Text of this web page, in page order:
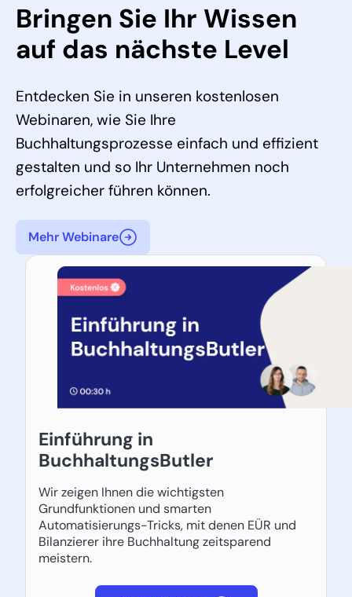
Bringen Sie Ihr Wissen
auf das nächste Level
Entdecken Sie in unseren kostenlosen
Webinaren, wie Sie Ihre
Buchhaltungsprozesse einfach und effizient
gestalten und so Ihr Unternehmen noch
erfolgreicher führen können.
Mehr Webinare
Einführung in
BuchhaltungsButler
Wir zeigen Ihnen die wichtigsten
Grundfunktionen und smarten
Automatisierungs-Tricks, mit denen EÜR und
Bilanzierer ihre Buchhaltung zeitsparend
meistern.